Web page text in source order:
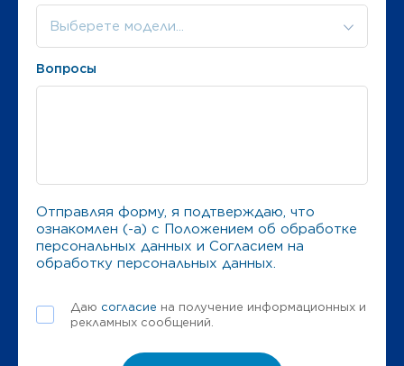
Выберете модели...
Вопросы
Отправляя форму, я подтверждаю, что
ознакомлен (-а) с Положением об обработке
персональных данных и Согласием на
обработку персональных данных.
Даю согласие на получение информационных и
рекламных сообщений.